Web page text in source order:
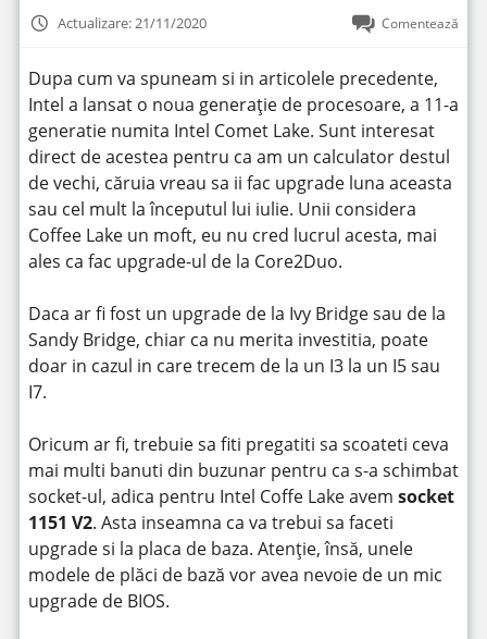
Actualizare: 21/11/2020 Comentează
Dupa cum va spuneam si in articolele precedente,
Intel a lansat o noua generație de procesoare, a 11-a
generatie numita Intel Comet Lake. Sunt interesat
direct de acestea pentru ca am un calculator destul
de vechi, căruia vreau sa ii fac upgrade luna aceasta
sau cel mult la începutul lui iulie. Unii considera
Coffee Lake un moft, eu nu cred lucrul acesta, mai
ales ca fac upgrade-ul de la Core2Duo.
Daca ar fi fost un upgrade de la Ivy Bridge sau de la
Sandy Bridge, chiar ca nu merita investitia, poate
doar in cazul in care trecem de la un I3 la un I5 sau
I7.
Oricum ar fi, trebuie sa fiti pregatiti sa scoateti ceva
mai multi banuti din buzunar pentru ca s-a schimbat
socket-ul, adica pentru Intel Coffe Lake avem socket
1151 V2. Asta inseamna ca va trebui sa faceti
upgrade si la placa de baza. Atenție, însă, unele
modele de plăci de bază vor avea nevoie de un mic
upgrade de BIOS.